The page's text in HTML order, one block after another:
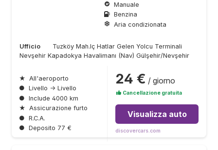
Manuale
Benzina
Aria condizionata
Ufficio
Tuzköy Mah.Iç Hatlar Gelen Yolcu Terminali
Nevşehir Kapadokya Havalimanı (Nav) Gülşehir/Nevşehir
★ All'aeroporto
● Livello → Livello
● Include 4000 km
★ Assicurazione furto
● R.C.A.
● Deposito 77 €
24 € / giorno
Cancellazione gratuita
Visualizza auto
discovercars.com